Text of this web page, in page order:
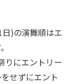
)の演舞順はエ
りにエントリー
せずにエント